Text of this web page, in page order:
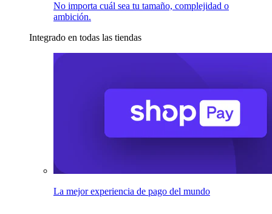
No importa cuál sea tu tamaño, complejidad o
ambición.
Integrado en todas las tiendas
La mejor experiencia de pago del mundo